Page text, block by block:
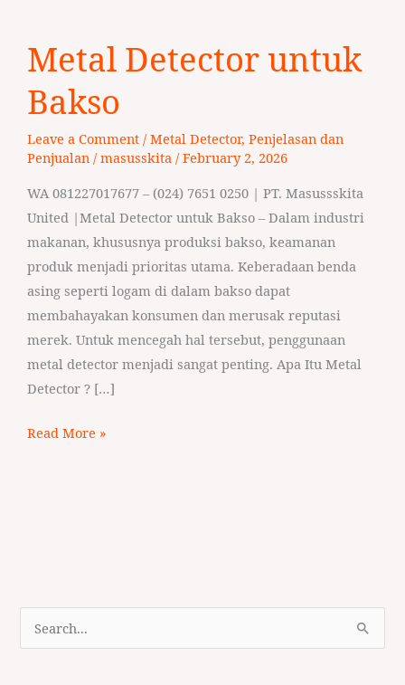
Metal Detector untuk
Bakso
Leave a Comment / Metal Detector, Penjelasan dan
Penjualan/ masusskita / February 2, 2026
WA 081227017677 – (024) 7651 0250 | PT. Masussskita
United |Metal Detector untuk Bakso – Dalam industri
makanan, khususnya produksi bakso, keamanan
produk menjadi prioritas utama. Keberadaan benda
asing seperti logam di dalam bakso dapat
membahayakan konsumen dan merusak reputasi
merek. Untuk mencegah hal tersebut, penggunaan
metal detector menjadi sangat penting. Apa Itu Metal
Detector ? […]
Detector
Bakso
Read More »